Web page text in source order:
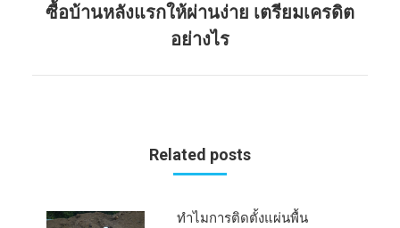
Next
post:
ซื้อบ้านหลังแรกให้ผ่านง่าย เตรียมเครดิต
อย่างไร
Related posts
ทำไมการติดตั้งแผ่นพื้น